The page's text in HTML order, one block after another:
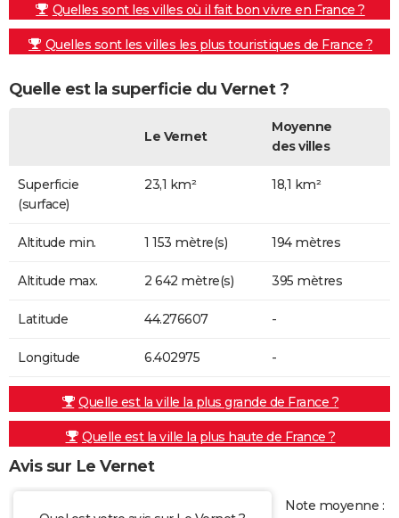
Quelles sont les villes où il fait bon vivre en France ?
Quelles sont les villes les plus touristiques de France ?
Quelle est la superficie du Vernet ?
Le Vernet
Moyenne
des villes
Superficie
(surface)
23,1 km² 18,1 km²
Altitude min. 1 153 mètre(s) 194 mètres
Altitude max. 2 642 mètre(s) 395 mètres
Latitude 44.276607 -
Longitude 6.402975 -
Quelle est la ville la plus grande de France ?
Quelle est la ville la plus haute de France ?
Avis sur Le Vernet
Note moyenne :